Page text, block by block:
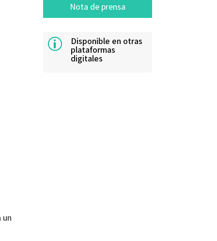
un
Nota de prensa
p Disponible en otras
plataformas
digitales